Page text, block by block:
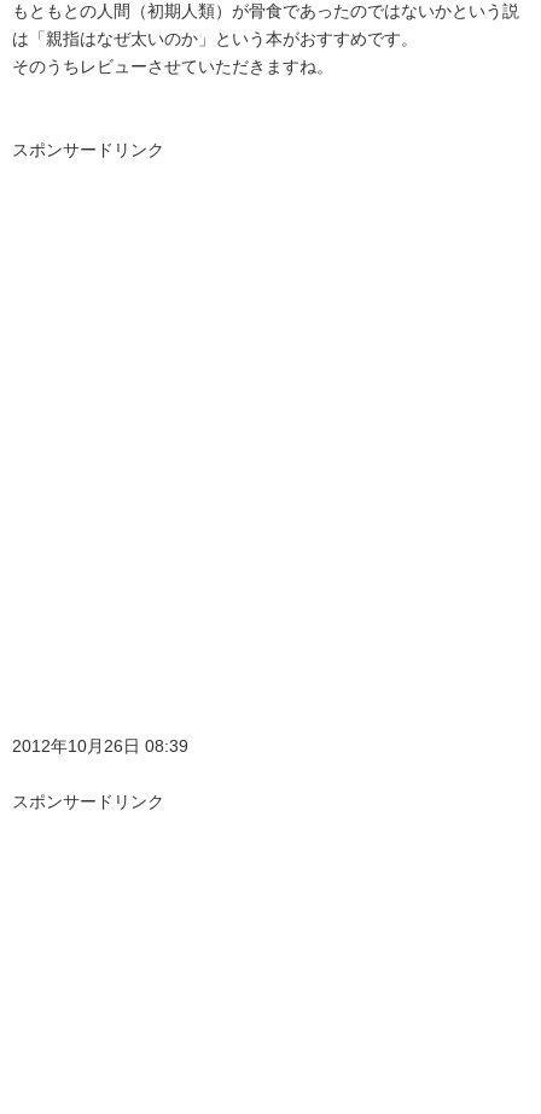
もともとの人間（初期人類）が骨食であったのではないかという説
は「親指はなぜ太いのか」という本がおすすめです。
そのうちレビューさせていただきますね。
スポンサードリンク
2012年10月26日 08:39
スポンサードリンク